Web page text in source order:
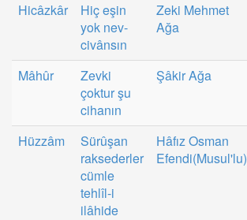
Hicâzkâr
Hiç eşin
yok nev-
civânsın
Zeki Mehmet
Ağa
Mâhûr
Zevki
çoktur şu
cihanın
Şâkir Ağa
Hüzzâm
Sürûşan
raksederler
cümle
tehlîl-i
ilâhide
Hâfız Osman
Efendi(Musul'lu)